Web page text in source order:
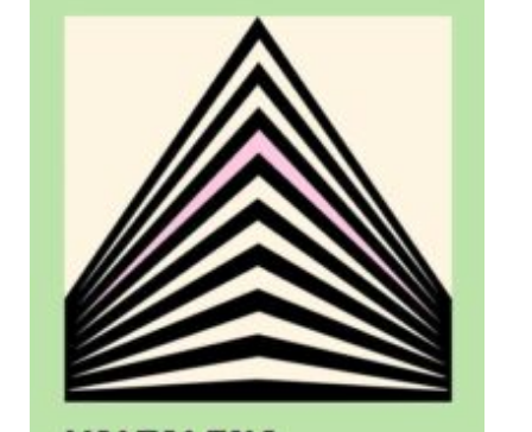
Case editrici
Partnership
Giallo Stresa
Premio Chiara
Tabù Festival 2014
A Tutto Volume